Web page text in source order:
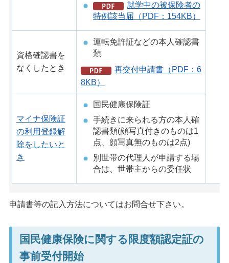
就学中の被保険者の
特例該当届（PDF：154KB）
資格確認書を
なくしたとき
運転免許証などの本人確認書
類
再交付申請書（PDF：6
8KB）
マイナ保険証
の利用登録解
除をしたいと
き
国民健康保険証
手続きに来られる方の本人確
認書類(顔写真付きのものは1
点、顔写真無のものは2点)
別世帯の代理人が申請する場
合は、世帯主からの委任状
申請書等の記入方法についてはお問合せ下さい。
国民健康保険に関する限度額認定証の
事前受付開始